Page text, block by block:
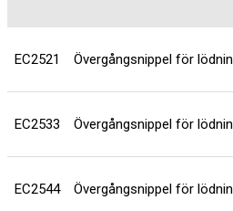
EC2521 Övergångsnippel för
EC2533 Övergångsnippel för
EC2544 Övergångsnippel för